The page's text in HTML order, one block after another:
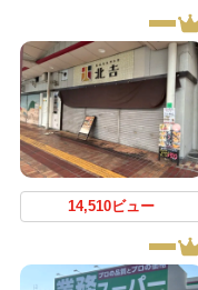
14,510ビュー